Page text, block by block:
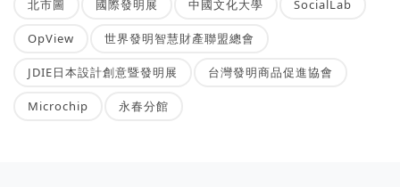
北市圖 國際發明展 中國文化大學 SocialLab
OpView 世界發明智慧財產聯盟總會
JDIE日本設計創意暨發明展 台灣發明商品促進協會
Microchip 永春分館